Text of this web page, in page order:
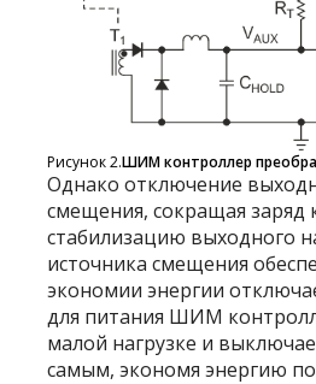
Рисунок 2.ШИМ контроллер
Однако отключение
смещения, сокращая заряд
стабилизацию выходного
источника смещения
экономии энергии
для питания ШИМ
малой нагрузке и
самым, экономя энергию